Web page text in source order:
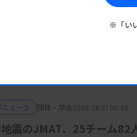
2026.08.07 06:05
ュース 団体・学会2026.08.07 05:55
震のJMAT、25チーム82
※「い